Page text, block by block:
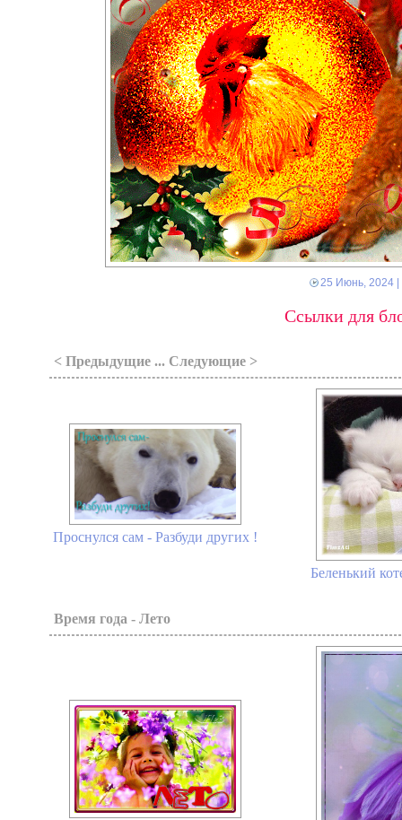
25 Июнь, 2024|
Ссылки для
< Предыдущие ... Следующие >
Проснулся сам - Разбуди других !
Беленький
Время года - Лето